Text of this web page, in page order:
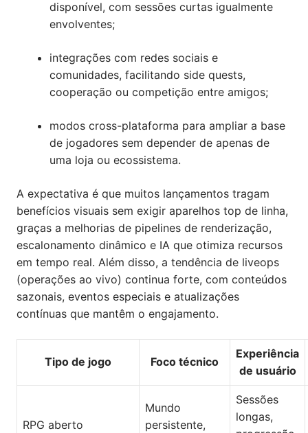
disponível, com sessões curtas igualmente
envolventes;
integrações com redes sociais e
comunidades, facilitando side quests,
cooperação ou competição entre amigos;
modos cross-plataforma para ampliar a base
de jogadores sem depender de apenas de
uma loja ou ecossistema.
A expectativa é que muitos lançamentos tragam
benefícios visuais sem exigir aparelhos top de linha,
graças a melhorias de pipelines de renderização,
escalonamento dinâmico e IA que otimiza recursos
em tempo real. Além disso, a tendência de liveops
(operações ao vivo) continua forte, com conteúdos
sazonais, eventos especiais e atualizações
contínuas que mantêm o engajamento.
Tipo de jogo Foco técnico
Experiência
de usuário
RPG aberto
Mundo
persistente,
Sessões
longas,